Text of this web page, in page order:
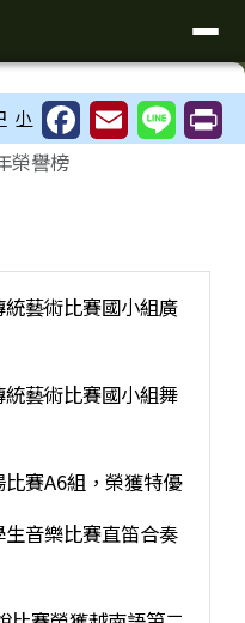
小
榮譽榜
藝術比賽國小組廣
藝術比賽國小組舞
賽A6組，榮獲特優
音樂比賽直笛合奏